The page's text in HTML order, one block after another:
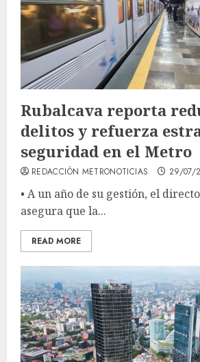
Rubalcava reporta
delitos y refuerza
seguridad en el Metro
REDACCIÓN METRONOTICIAS 29/07/
• A un año de su gestión, el
asegura que la...
READ MORE